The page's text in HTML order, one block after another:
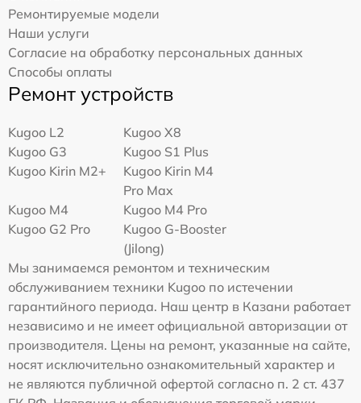
Ремонтируемые модели
Наши услуги
Согласие на обработку персональных данных
Способы оплаты
Ремонт устройств
Kugoo L2
Kugoo X8
Kugoo G3
Kugoo S1 Plus
Kugoo Kirin M2+
Kugoo Kirin M4
Pro Max
Kugoo M4
Kugoo M4 Pro
Kugoo G2 Pro
Kugoo G-Booster
(Jilong)
Мы занимаемся ремонтом и техническим
обслуживанием техники Kugoo по истечении
гарантийного периода. Наш центр в Казани работает
независимо и не имеет официальной авторизации от
производителя. Цены на ремонт, указанные на сайте,
носят исключительно ознакомительный характер и
не являются публичной офертой согласно п. 2 ст. 437